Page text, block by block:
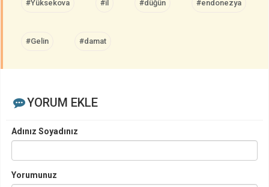
#Yüksekova #il #düğün #endonezya
#Gelin #damat
YORUM EKLE
Adınız Soyadınız
Yorumunuz